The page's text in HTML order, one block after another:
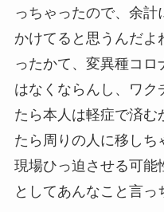
っちゃったので、余計
かけてると思うんだよ
ったかて、変異種コ
はなくならんし、ワク
たら本人は軽症で済む
たら周りの人に移しち
現場ひっ迫させる可能
としてあんなこと言っ